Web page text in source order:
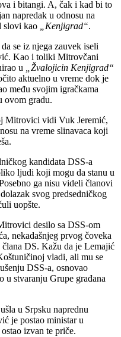
i bitangi. A, čak i kad bi to
napredak u odnosu na
slovi kao
„Kenjigrad“.
se iz njega zauvek iseli
Kao i toliki Mitrovčani
u
„Žvalojicin Kenjigrad“
aktuelno u vreme dok je
među svojim igračkama
ovom gradu.
Mitrovici vidi Vuk Jeremić,
na vreme slinavaca koji
kandidata DSS-a
ljudi koji mogu da stanu u
ga nisu videli članovi
svog predsedničkog
uopšte.
desilo sa DSS-om
nekadašnjeg prvog čoveka
DS. Kažu da je Lemajić
vladi, ali mu se
DSS-a, osnovao
u stvaranju Grupe građana
u Srpsku naprednu
je postao ministar u
izvan te priče.